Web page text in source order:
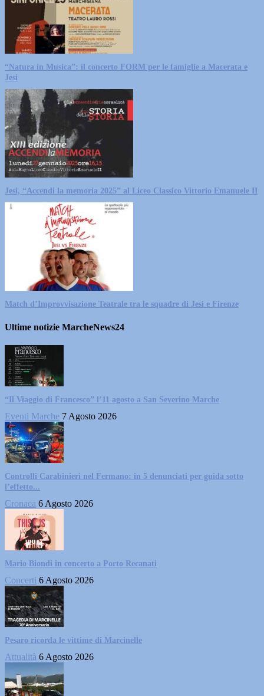
“Natura in Musica”: il concerto FORM per le famiglie a Macerata e
Jesi
Jesi, “Accendi la memoria 2025” al Liceo Classico Vittorio Emanuele II
Match d’Improvvisazione Teatrale tra le squadre di Jesi e Firenze
Ultime notizie MarcheNews24
“Il Viaggio di Francesco” l’11 agosto a San Severino Marche
Eventi Marche 7 Agosto 2026
Controlli Carabinieri nel Fermano: in 5 denunciati per guida sotto
l’effetto...
Cronaca 6 Agosto 2026
Mario Biondi in concerto a Porto Recanati
Concerti 6 Agosto 2026
Pesaro ricorda le vittime di Marcinelle
Attualità 6 Agosto 2026